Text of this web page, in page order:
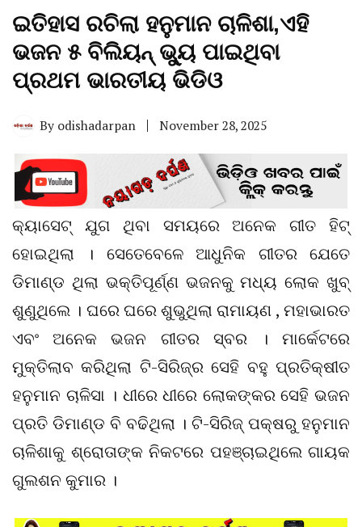
ଇତିହାସ ରଚିଲା ହନୁମାନ ଚାଳିଶା,ଏହି
ଭଜନ ୫ ବିଲିୟନ୍ ଭ୍ୟୁ ପାଇଥିବା
ପ୍ରଥମ ଭାରତୀୟ ଭିଡିଓ
By odishadarpan November 28, 2025
କ୍ୟାସେଟ୍ ଯୁଗ ଥିବା ସମୟରେ ଅନେକ ଗୀତ ହିଟ୍
ହୋଇଥିଲା । ସେତେବେଳେ ଆଧୁନିକ ଗୀତର ଯେତେ
ଡିମାଣ୍ଡ ଥିଲା ଭକ୍ତିପୂର୍ଣ୍ଣ ଭଜନକୁ ମଧ୍ୟ ଲୋକ ଖୁବ୍
ଶୁଣୁଥିଲେ । ଘରେ ଘରେ ଶୁଭୁଥିଲା ରାମାୟଣ , ମହାଭାରତ
ଏବଂ ଅନେକ ଭଜନ ଗୀତର ସ୍ବର । ମାର୍କେଟରେ
ମୁକ୍ତିଲାବ କରିଥିଲା ଟି-ସିରିଜ୍ର ସେହି ବହୁ ପ୍ରତିକ୍ଷୀତ
ହନୁମାନ ଚାଳିସା । ଧୀରେ ଧୀରେ ଲୋକଙ୍କର ସେହି ଭଜନ
ପ୍ରତି ଡିମାଣ୍ଡ ବି ବଢିଥିଲା । ଟି-ସିରିଜ୍ ପକ୍ଷରୁ ହନୁମାନ
ଚାଳିଶାକୁ ଶ୍ରୋତାଙ୍କ ନିକଟରେ ପହଞ୍ଚାଇଥିଲେ ଗାୟକ
ଗୁଲଶନ କୁମାର ।